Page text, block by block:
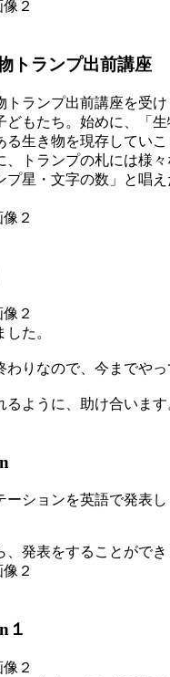
トランプ出前講座
ランプ出前講座を受け
もたち。始めに、「
る生き物を現存してい
、トランプの札には様
プ星・文字の数」と唱
た。
りなので、今までや
ように、助け合います
ションを英語で発表し
発表をすることができ
１